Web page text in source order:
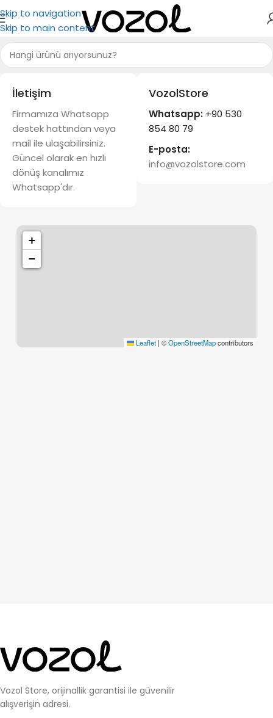
Skip to navigation
Skip to main content
İletişim
Firmamıza Whatsapp
destek hattından veya
mail ile ulaşabilirsiniz.
Güncel olarak en hızlı
dönüş kanalımız
Whatsapp'dır.
VozolStore
Whatsapp: +90 530
854 80 79
E-posta:
info@vozolstore.com
+
−
Leaflet | ©OpenStreetMapcontributors
Vozol Store, orijinallik garantisi ile güvenilir
alışverişin adresi.